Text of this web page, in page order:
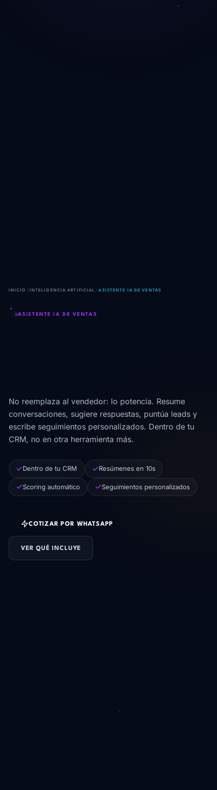
INICIO / INTELIGENCIA ARTIFICIAL /ASISTENTE IA DE VENTAS
ASISTENTE IA DE VENTAS
No reemplaza al vendedor: lo potencia. Resume
conversaciones, sugiere respuestas, puntúa leads y
escribe seguimientos personalizados. Dentro de tu
CRM, no en otra herramienta más.
Dentro de tu CRM Resúmenes en 10s
Scoring automático Seguimientos personalizados
COTIZAR POR WHATSAPP
VER QUÉ INCLUYE